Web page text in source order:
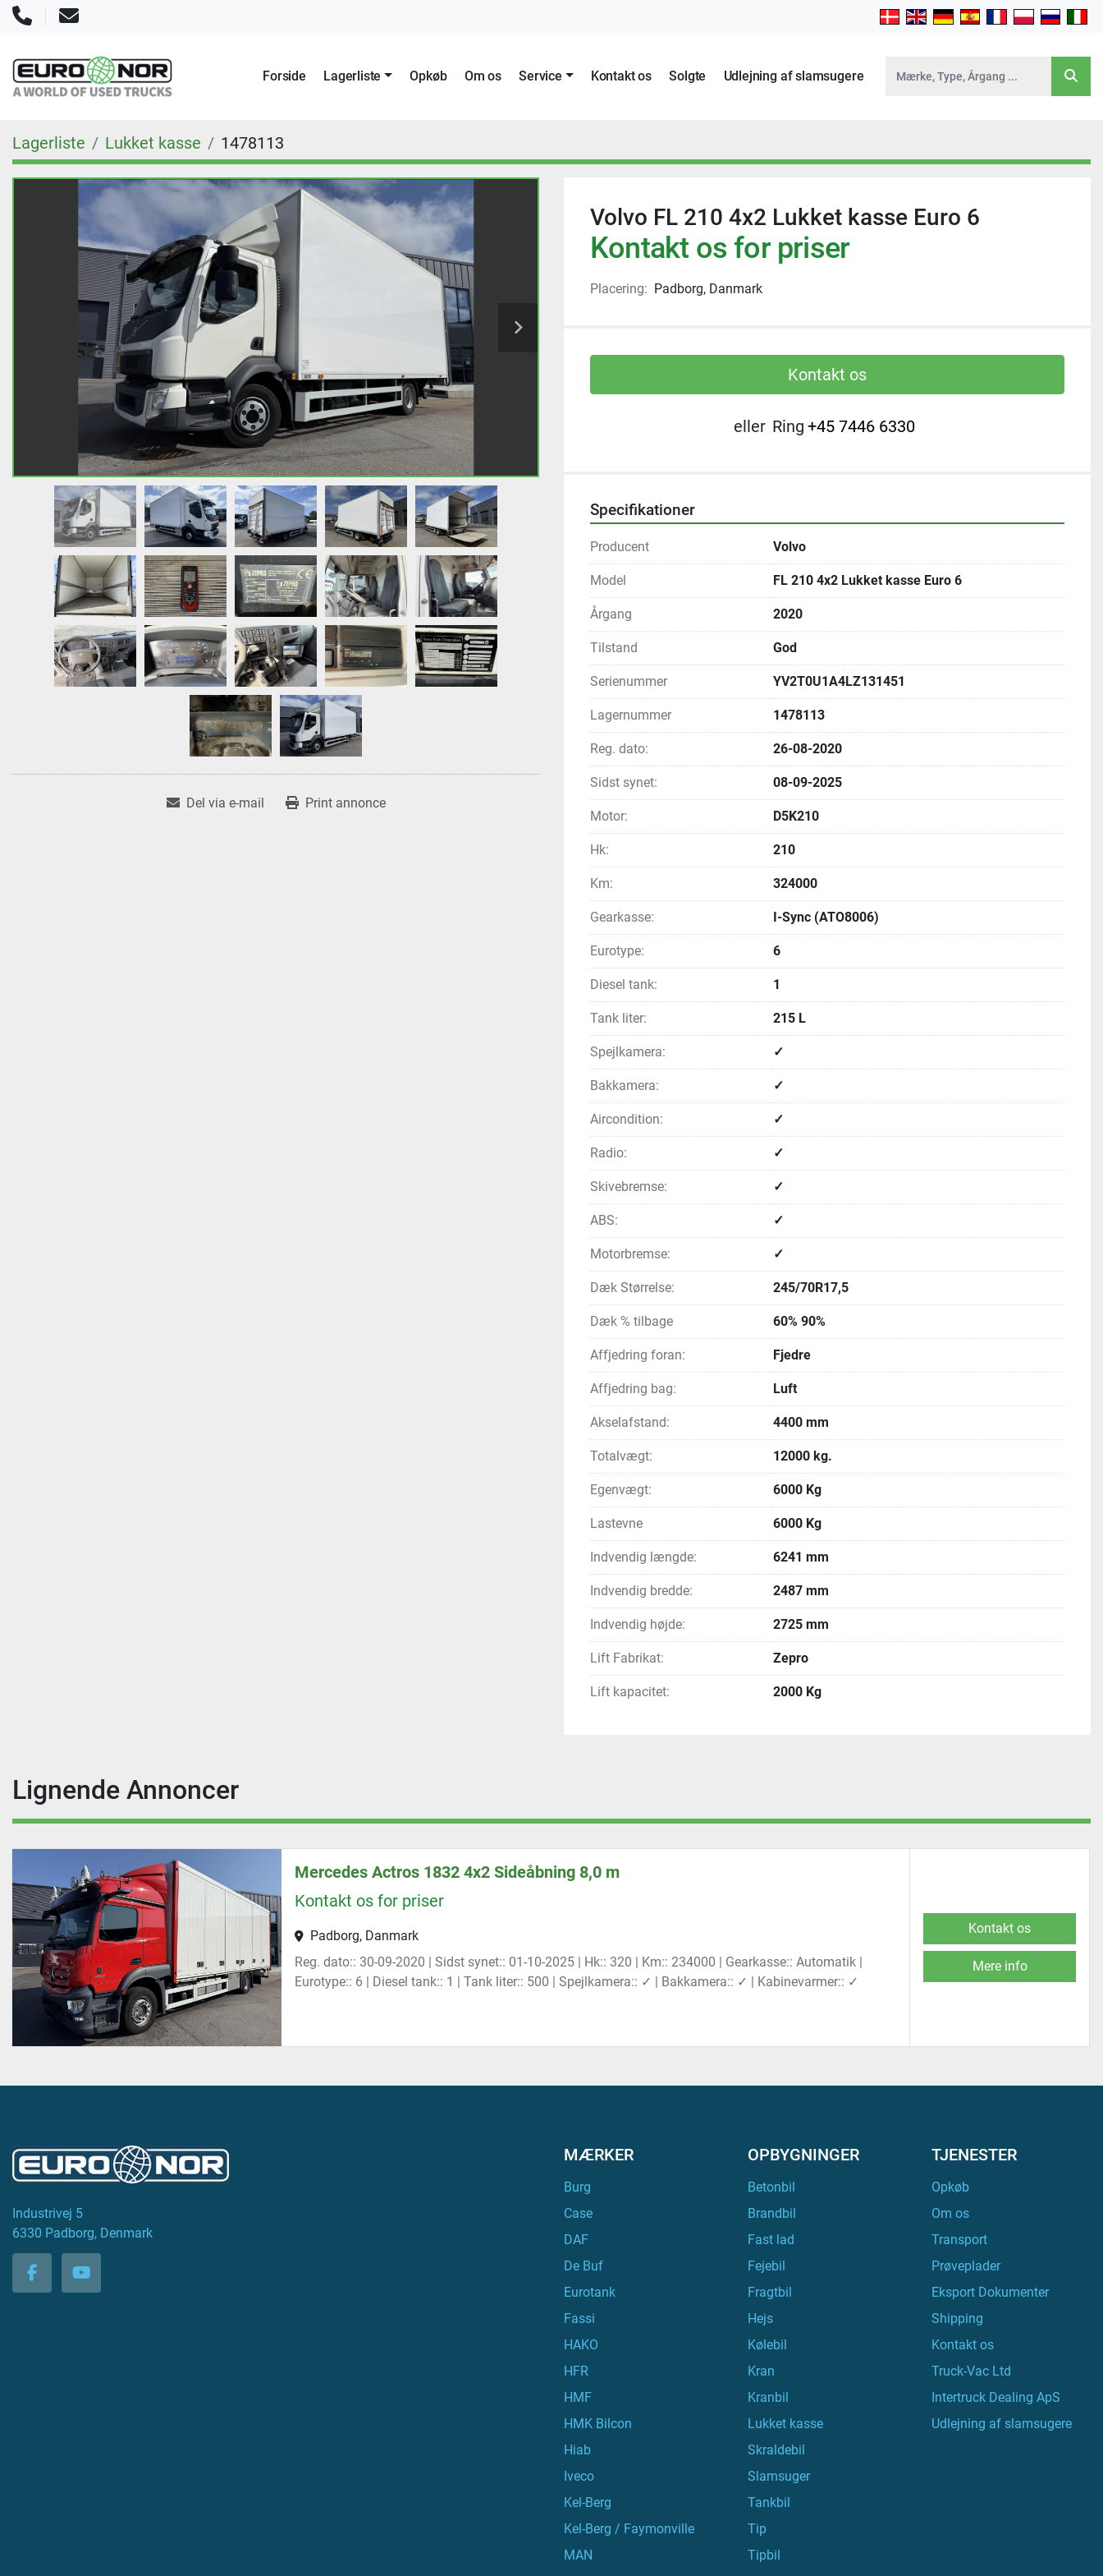
TelefonE-mail
Forside Lagerliste Solgte
Opkøb Om os Service Kontakt os Udlejning af slamsugere
Lagerliste Lukket kasse 1478113
Del via e-mail Print annonce
Volvo FL 210 4x2 Lukket kasse Euro 6
Kontakt os for priser
Placering: Padborg, Danmark
Kontakt os
eller Ring +45 7446 6330
Specifikationer
Producent Volvo
Model FL 210 4x2 Lukket kasse Euro 6
Årgang 2020
Tilstand God
Serienummer YV2T0U1A4LZ131451
Lagernummer 1478113
Reg. dato: 26-08-2020
Sidst synet: 08-09-2025
Motor: D5K210
Hk: 210
Km: 324000
Gearkasse: I-Sync (ATO8006)
Eurotype: 6
Diesel tank: 1
Tank liter: 215 L
Spejlkamera: ✓
Bakkamera: ✓
Aircondition: ✓
Radio: ✓
Skivebremse: ✓
ABS: ✓
Motorbremse: ✓
Dæk Størrelse: 245/70R17,5
Dæk % tilbage 60% 90%
Affjedring foran: Fjedre
Affjedring bag: Luft
Akselafstand: 4400 mm
Totalvægt: 12000 kg.
Egenvægt: 6000 Kg
Lastevne 6000 Kg
Indvendig længde: 6241 mm
Indvendig bredde: 2487 mm
Indvendig højde: 2725 mm
Lift Fabrikat: Zepro
Lift kapacitet: 2000 Kg
Lignende Annoncer
Mercedes Actros 1832 4x2 Sideåbning 8,0 m
Kontakt os for priser
Padborg, Danmark
Reg. dato:: 30-09-2020 | Sidst synet:: 01-10-2025 | Hk:: 320 | Km:: 234000 | Gearkasse:: Automatik |
Eurotype:: 6 | Diesel tank:: 1 | Tank liter:: 500 | Spejlkamera:: ✓ | Bakkamera:: ✓ | Kabinevarmer:: ✓
Kontakt os
Mere info
Industrivej 5
6330 Padborg, Denmark
facebookyoutube
MÆRKER
Burg
Case
DAF
De Buf
Eurotank
Fassi
HAKO
HFR
HMF
HMK Bilcon
Hiab
Iveco
Kel-Berg
Kel-Berg / Faymonville
MAN
OPBYGNINGER
Betonbil
Brandbil
Fast lad
Fejebil
Fragtbil
Hejs
Kølebil
Kran
Kranbil
Lukket kasse
Skraldebil
Slamsuger
Tankbil
Tip
Tipbil
TJENESTER
Opkøb
Om os
Transport
Prøveplader
Eksport Dokumenter
Shipping
Kontakt os
Truck-Vac Ltd
Intertruck Dealing ApS
Udlejning af slamsugere